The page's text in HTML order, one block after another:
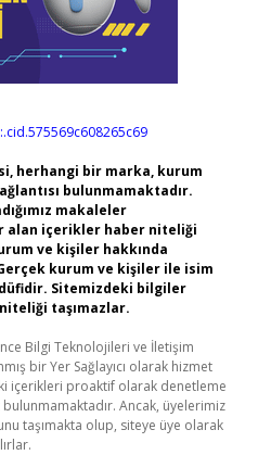
herhangi bir marka, kurum
bulunmamaktadır.
makaleler
alan içerikler haber niteliği
ve kişiler hakkında
kurum ve kişiler ile isim
Sitemizdeki bilgiler
taşımazlar.
Bilgi Teknolojileri ve İletişim
bir Yer Sağlayıcı olarak hizmet
içerikleri proaktif olarak denetleme
Ancak, üyelerimiz
taşımakta olup, siteye üye olarak